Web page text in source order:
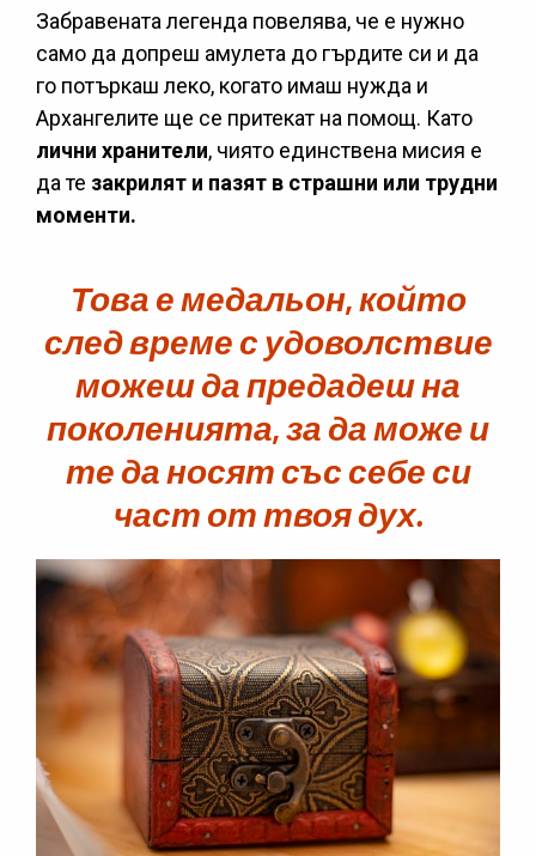
Забравената легенда повелява, че е нужно
само да допреш амулета до гърдите си и да
го потъркаш леко, когато имаш нужда и
Архангелите ще се притекат на помощ. Като
лични хранители, чиято единствена мисия е
да те закрилят и пазят в страшни или трудни
моменти.
Това е медальон, който
след време с удоволствие
можеш да предадеш на
поколенията, за да може и
те да носят със себе си
част от твоя дух.